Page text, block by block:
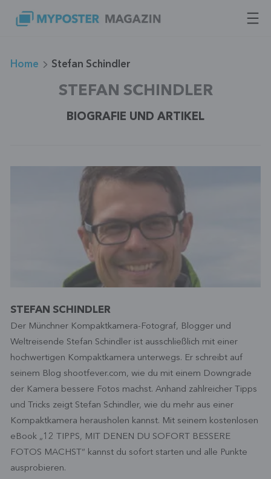
Inhalt
springen
Home Stefan Schindler
STEFAN SCHINDLER
BIOGRAFIE UND ARTIKEL
STEFAN SCHINDLER
Der Münchner Kompaktkamera-Fotograf, Blogger und
Weltreisende Stefan Schindler ist ausschließlich mit einer
hochwertigen Kompaktkamera unterwegs. Er schreibt auf
seinem Blog shootfever.com, wie du mit einem Downgrade
der Kamera bessere Fotos machst. Anhand zahlreicher Tipps
und Tricks zeigt Stefan Schindler, wie du mehr aus einer
Kompaktkamera herausholen kannst. Mit seinem kostenlosen
eBook „12 TIPPS, MIT DENEN DU SOFORT BESSERE
FOTOS MACHST“ kannst du sofort starten und alle Punkte
ausprobieren.